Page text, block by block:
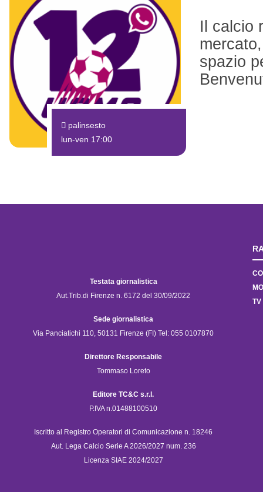
palinsesto
lun-ven 17:00
Il calcio
spazio
Testata giornalistica
Aut.Trib.di Firenze n. 6172 del 30/09/2022
Sede giornalistica
Via Panciatichi 110, 50131 Firenze (FI) Tel: 055 0107870
Direttore Responsabile
Tommaso Loreto
Editore TC&C s.r.l.
P.IVA n.01488100510
Iscritto al Registro Operatori di Comunicazione n. 18246
Aut. Lega Calcio Serie A 2026/2027 num. 236
Licenza SIAE 2024/2027
TV